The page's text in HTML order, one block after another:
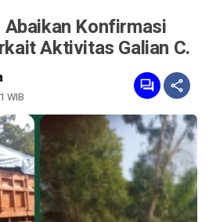
Konfirmasi
Aktivitas Galian C.
WIB